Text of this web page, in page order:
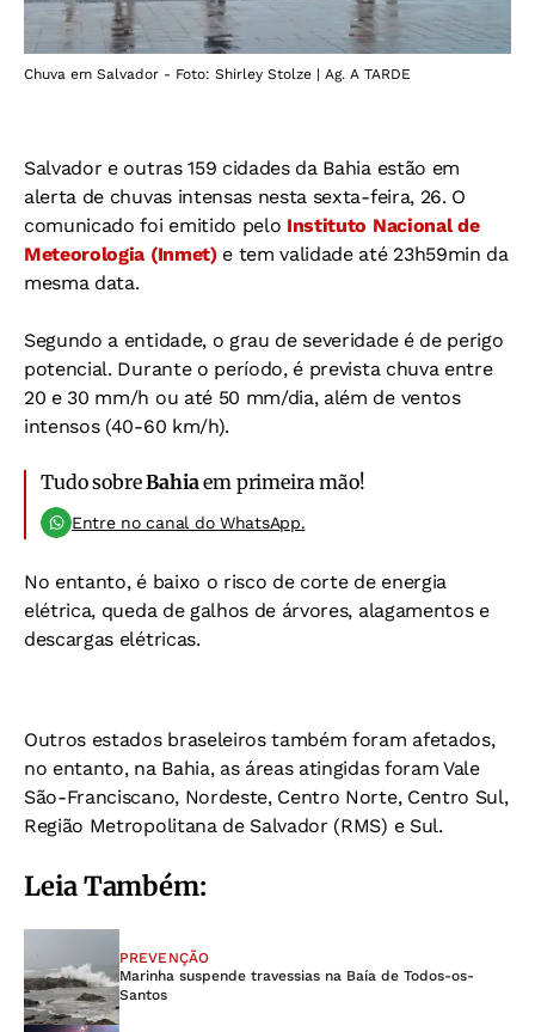
Chuva em Salvador - Foto: Shirley Stolze | Ag. A TARDE
Salvador e outras 159 cidades da Bahia estão em
alerta de chuvas intensas nesta sexta-feira, 26. O
comunicado foi emitido pelo Instituto Nacional de
Meteorologia (Inmet)e tem validade até 23h59min da
mesma data.
Segundo a entidade, o grau de severidade é de perigo
potencial. Durante o período, é prevista chuva entre
20 e 30 mm/h ou até 50 mm/dia, além de ventos
intensos (40-60 km/h).
Tudo sobreBahiaem primeira mão!
Entre no canal do WhatsApp.
No entanto, é baixo o risco de corte de energia
elétrica, queda de galhos de árvores, alagamentos e
descargas elétricas.
Outros estados braseleiros também foram afetados,
no entanto, na Bahia, as áreas atingidas foram Vale
São-Franciscano, Nordeste, Centro Norte, Centro Sul,
Região Metropolitana de Salvador (RMS) e Sul.
Leia Também:
PREVENÇÃO
Marinha suspende travessias na Baía de Todos-os-
Santos